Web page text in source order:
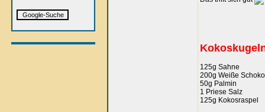
125g Sahne
200g Weiße
50g Palmin
1 Priese Salz
125g Kokosraspel